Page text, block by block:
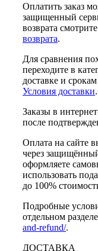
Оплатить заказ
защищенный
возврата
возврата.
Для сравнения
переходите в
доставке и
Условия доставки.
Заказы в
после
Оплата на сайте
через
оформляете
использовать
до 100%
Подробные
отдельном
and-refund/.
ДОСТАВКА